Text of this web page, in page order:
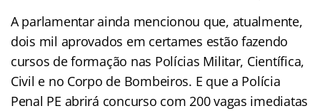
A parlamentar ainda mencionou que, atualmente,
dois mil aprovados em certames estão fazendo
cursos de formação nas Polícias Militar, Científica,
Civil e no Corpo de Bombeiros. E que a Polícia
Penal PE abrirá concurso com 200 vagas imediatas